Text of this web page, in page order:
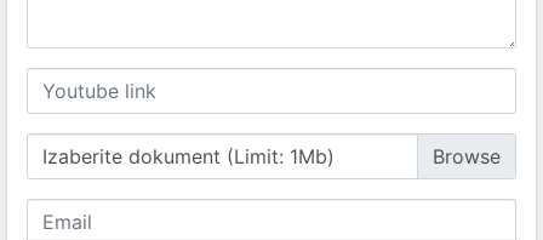
Izaberite dokument (Limit: 1Mb)